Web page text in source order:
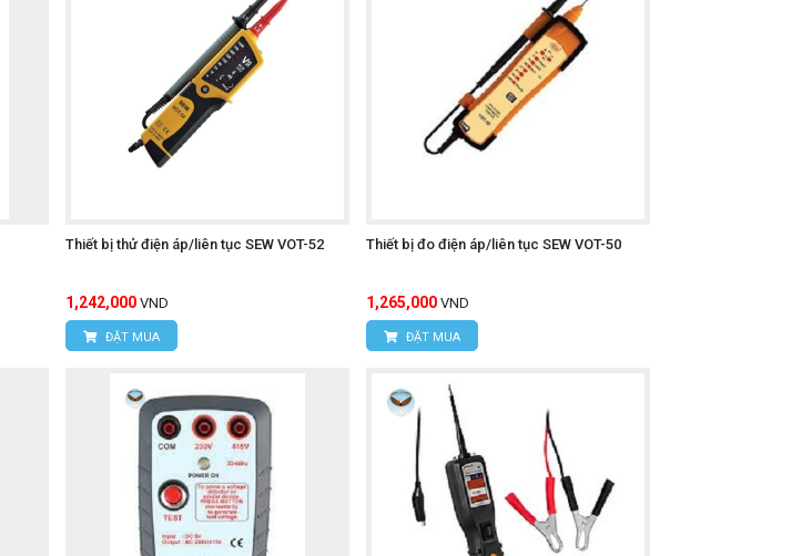
Thiết bị thử điện áp/liên tục SEW VOT-52
1,242,000 VND
ĐẶT MUA
Thiết bị đo điện áp/liên tục SEW VOT-50
1,265,000 VND
ĐẶT MUA